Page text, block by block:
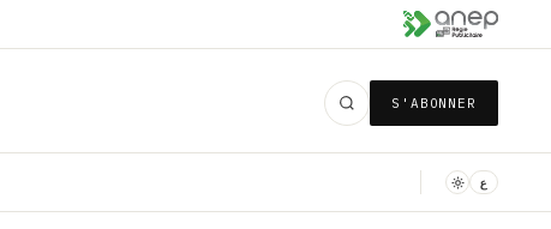
S'ABONNER
ع